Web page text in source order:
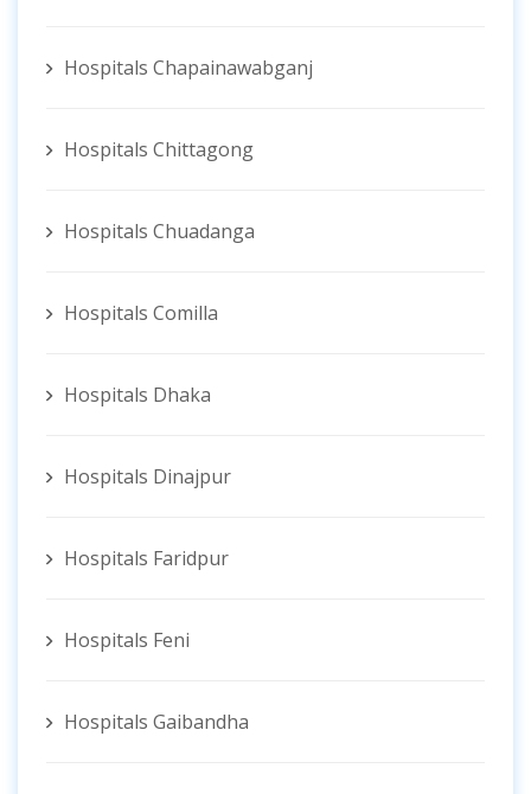
Hospitals Chapainawabganj
Hospitals Chittagong
Hospitals Chuadanga
Hospitals Comilla
Hospitals Dhaka
Hospitals Dinajpur
Hospitals Faridpur
Hospitals Feni
Hospitals Gaibandha